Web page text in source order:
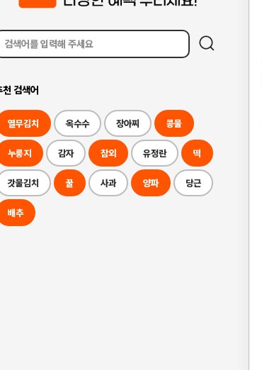
천 검색어
열무김치 옥수수 장아찌 콩물
누룽지 감자 참외 유정란 떡
갓물김치 꿀 사과 양파 당근
배추